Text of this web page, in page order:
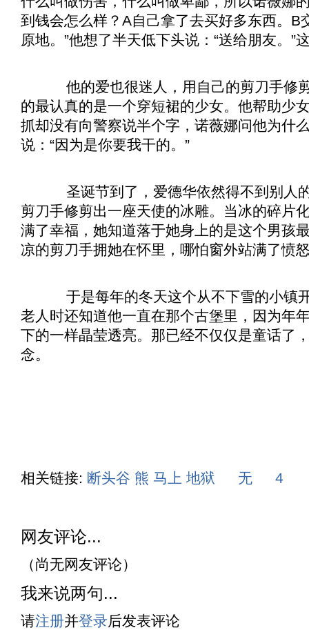
到钱会怎么样？A自己拿了去买好多东西。B
原地。”他想了半天低下头说：“送给朋友。”
他的爱也很迷人，用自己的剪刀手修
的最认真的是一个穿短裙的少女。他帮助少
抓却没有向警察说半个字，诺薇娜问他为什
说：“因为是你要我干的。”
圣诞节到了，爱德华依然得不到别人的
剪刀手修剪出一座天使的冰雕。当冰的碎片
满了幸福，她知道落于她身上的是这个男孩
凉的剪刀手拥她在怀里，哪怕窗外站满了愤
于是每年的冬天这个从不下雪的小镇
老人时还知道他一直在那个古堡里，因为年
下的一样晶莹透亮。那已经不仅仅是童话了
念。
相关链接: 断头谷 熊 马上 地狱 无 4
网友评论...
（尚无网友评论）
我来说两句...
请注册并登录后发表评论